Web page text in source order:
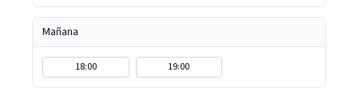
Mañana
18:00 19:00